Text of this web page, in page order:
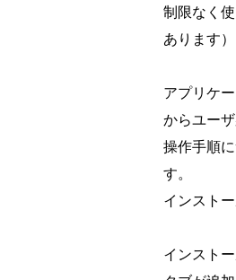
制限なく
あります）
アプリケ
からユー
操作手順
す。
インスト
インスト